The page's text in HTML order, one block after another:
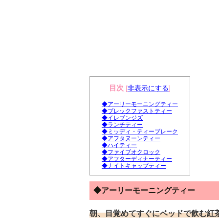
目次 [非表示にする]
◆アーリーモーニングティー
◆ブレックファストティー
◆イレブンジズ
◆ランチティー
◆ミッディ・ティーブレーク
◆アフタヌーンティー
◆ハイティー
◆ファイブオクロック
◆アフターディナーティー
◆ナイトキャップティー
◆アーリーモーニングティー
朝、目覚めてすぐにベッドで飲む紅